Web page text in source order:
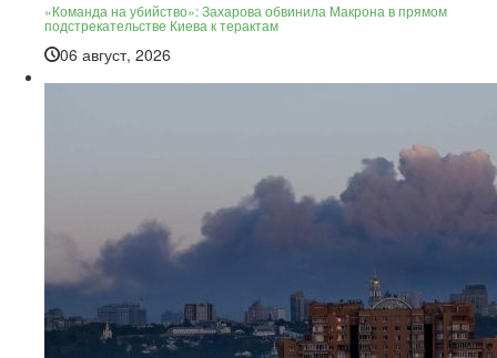
«Команда на убийство»: Захарова обвинила Макрона в прямом
подстрекательстве Киева к терактам
06 август, 2026